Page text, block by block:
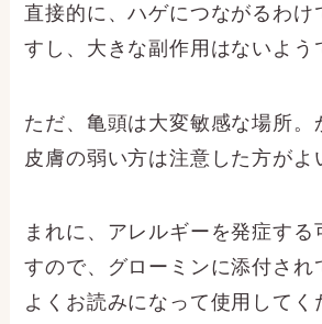
直接的に、ハゲにつながるわけ
すし、大きな副作用はないよう
ただ、亀頭は大変敏感な場所。
皮膚の弱い方は注意した方がよ
まれに、アレルギーを発症する
すので、グローミンに添付され
よくお読みになって使用してく